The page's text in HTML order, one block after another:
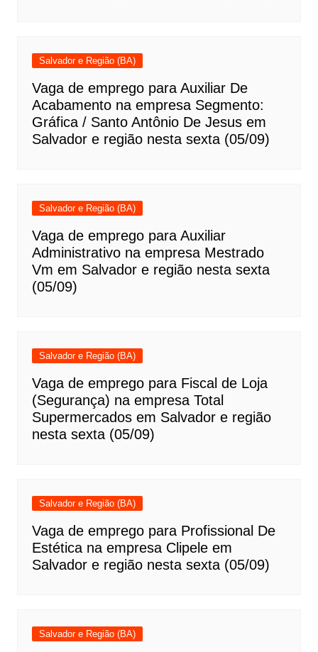
Salvador e Região (BA)
Vaga de emprego para Auxiliar De
Acabamento na empresa Segmento:
Gráfica / Santo Antônio De Jesus em
Salvador e região nesta sexta (05/09)
Salvador e Região (BA)
Vaga de emprego para Auxiliar
Administrativo na empresa Mestrado
Vm em Salvador e região nesta sexta
(05/09)
Salvador e Região (BA)
Vaga de emprego para Fiscal de Loja
(Segurança) na empresa Total
Supermercados em Salvador e região
nesta sexta (05/09)
Salvador e Região (BA)
Vaga de emprego para Profissional De
Estética na empresa Clipele em
Salvador e região nesta sexta (05/09)
Salvador e Região (BA)